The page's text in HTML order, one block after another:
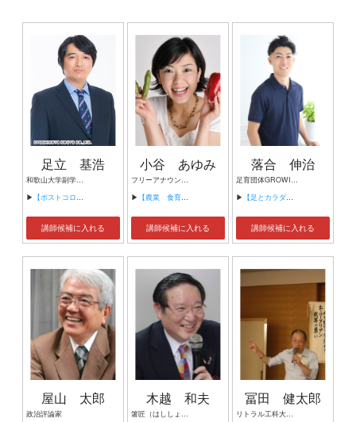
足立 基浩
和歌山大学副学長/同経済学部教授
▶ 【ポストコロナのまちづくり】
講師候補に入れる
小谷 あゆみ
フリーアナウンサー／エッセイスト
▶ 【農業 食育 地域活性化】
講師候補に入れる
落合 伸治
足育団体GROWING UP代表
▶ 【足とカラダの関係性について】
講師候補に入れる
屋山 太郎
政治評論家
木越 和夫
箸匠（はししょう）せいわ創業者 有限会社商売繁盛応援団 団長
冨田 健太郎
リトラル工科大学生命科学部 土壌肥料学特別研究員 元パラグアイ国立ピラール大学農牧地域開発学部客員教授 土壌肥料学・持続可能農牧林生産技術学・ラテンアメリカ農業協力論等コンサルタント